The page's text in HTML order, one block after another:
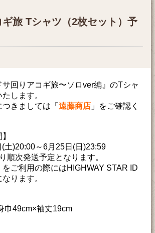
ギ旅 Tシャツ（2枚セット）予
サ回りアコギ旅〜ソロver編』のTシャ
します。
きましては「 遠藤商店 」をご確認く
土)20:00～6月25日(日)23:59
順次発送予定となります。
ご利用の際にはHIGHWAY STAR ID
ります。
巾49cm×袖丈19cm